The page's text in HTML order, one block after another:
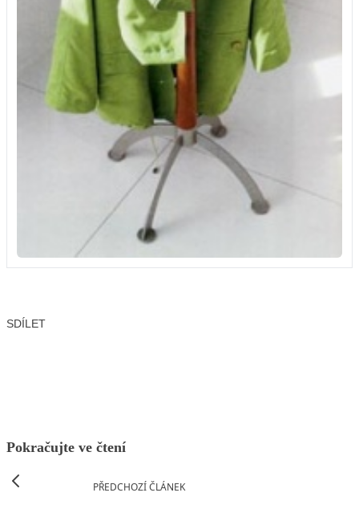
SDÍLET
Pokračujte ve čtení
PŘEDCHOZÍ ČLÁNEK